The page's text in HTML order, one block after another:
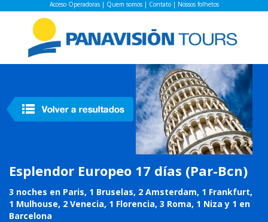
Acceso Operadoras| Quem somos| Contato| Nossos folhetos
Esplendor Europeo 17 días (Par-Bcn)
3 noches en Paris, 1 Bruselas, 2 Amsterdam, 1 Frankfurt,
1 Mulhouse, 2 Venecia, 1 Florencia, 3 Roma, 1 Niza y 1 en
Barcelona